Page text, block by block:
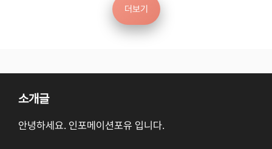
더보기
소개글
안녕하세요. 인포메이션포유 입니다.